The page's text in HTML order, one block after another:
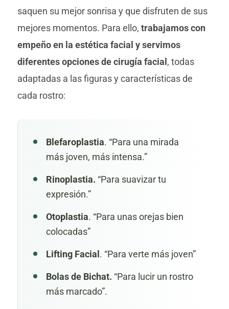
saquen su mejor sonrisa y que disfruten de sus
mejores momentos. Para ello, trabajamos con
empeño en la estética facial y servimos
diferentes opciones de cirugía facial , todas
adaptadas a las figuras y características de
cada rostro:
Blefaroplastia. “Para una mirada
más joven, más intensa.”
Rinoplastia. “Para suavizar tu
expresión.”
Otoplastia. “Para unas orejas bien
colocadas”
Lifting Facial . “Para verte más joven”
Bolas de Bichat. “Para lucir un rostro
más marcado”.